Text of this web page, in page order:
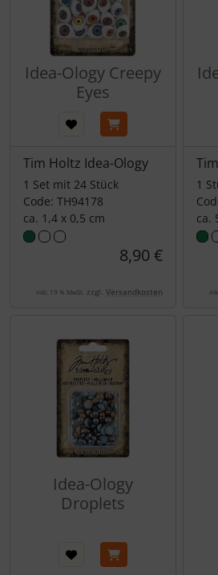
Idea-Ology Creepy
Eyes
Tim Holtz Idea-Ology
1 Set mit 24 Stück
Code: TH94178
ca. 1,4 x 0,5 cm
8,90 €
inkl. 19 % MwSt. zzgl. Versandkosten
1
ca.
Idea-Ology
Droplets